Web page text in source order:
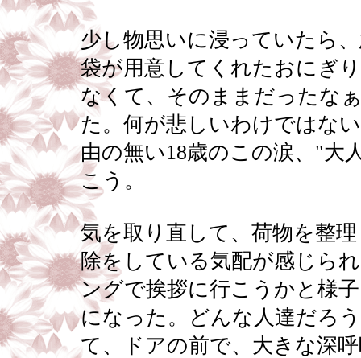
少し物思いに浸っていたら
袋が用意してくれたおにぎ
なくて、そのままだったな
た。何が悲しいわけではな
由の無い18歳のこの涙、"大
こう。
気を取り直して、荷物を整
除をしている気配が感じら
ングで挨拶に行こうかと様
になった。どんな人達だろ
て、ドアの前で、大きな深